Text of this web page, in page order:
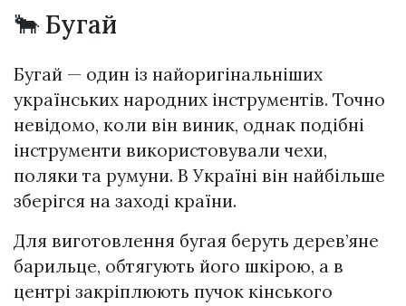
🐂 Бугай
Бугай — один із найоригінальніших
українських народних інструментів. Точно
невідомо, коли він виник, однак подібні
інструменти використовували чехи,
поляки та румуни. В Україні він найбільше
зберігся на заході країни.
Для виготовлення бугая беруть дерев’яне
барильце, обтягують його шкірою, а в
центрі закріплюють пучок кінського